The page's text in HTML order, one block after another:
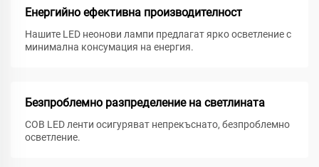
Енергийно ефективна производителност
Нашите LED неонови лампи предлагат ярко осветление с
минимална консумация на енергия.
Безпроблемно разпределение на светлината
COB LED ленти осигуряват непрекъснато, безпроблемно
осветление.